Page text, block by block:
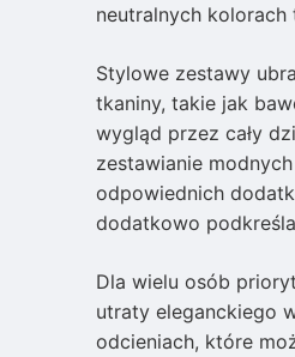
neutralnych
Stylowe zestawy
tkaniny, takie jak
wygląd przez cały
zestawianie
odpowiednich
dodatkowo
Dla wielu osób
utraty eleganckiego
odcieniach, które